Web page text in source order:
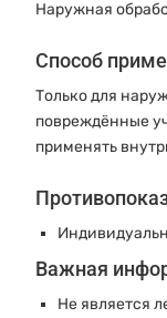
Наружная
Способ
Только для
повреждённые
применять
Важная
Не является